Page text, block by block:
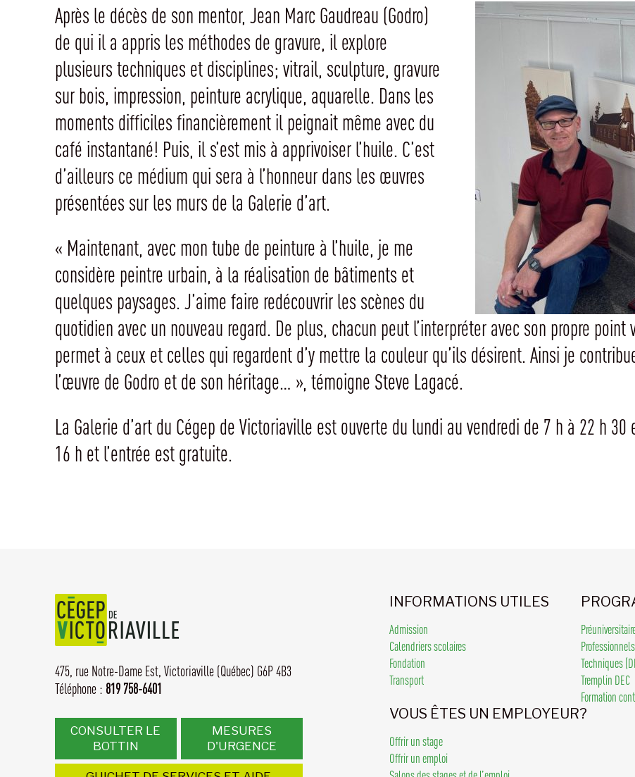
Après le décès de son mentor, Jean Marc Gaudreau (Godro)
de qui il a appris les méthodes de gravure, il explore
plusieurs techniques et disciplines; vitrail, sculpture, gravure
sur bois, impression, peinture acrylique, aquarelle. Dans les
moments difficiles financièrement il peignait même avec du
café instantané! Puis, il s’est mis à apprivoiser l’huile. C’est
d’ailleurs ce médium qui sera à l’honneur dans les œuvres
présentées sur les murs de la Galerie d’art.
« Maintenant, avec mon tube de peinture à l’huile, je me
considère peintre urbain, à la réalisation de bâtiments et
quelques paysages. J’aime faire redécouvrir les scènes du
quotidien avec un nouveau regard. De plus, chacun peut l’interpréter avec son propre
permet à ceux et celles qui regardent d’y mettre la couleur qu’ils désirent. Ainsi je
l’œuvre de Godro et de son héritage… », témoigne Steve Lagacé.
La Galerie d’art du Cégep de Victoriaville est ouverte du lundi au vendredi de 7 h à 22 h
16 h et l’entrée est gratuite.
475, rue Notre-Dame Est, Victoriaville (Québec) G6P 4B3
Téléphone : 819 758-6401
CONSULTER LE
BOTTIN
MESURES
D'URGENCE
INFORMATIONS UTILES
Admission
Calendriers scolaires
Fondation
Transport
Techniques
Tremplin DEC
Formation
VOUS ÊTES UN EMPLOYEUR?
Offrir un stage
Offrir un emploi